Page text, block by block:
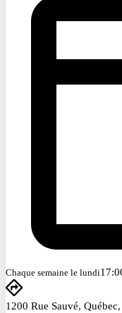
Chaque semaine le lundi
1200 Rue Sauvé,